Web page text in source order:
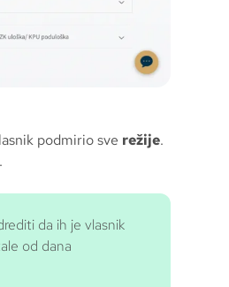
podmirio sve režije.
da ih je vlasnik
od dana